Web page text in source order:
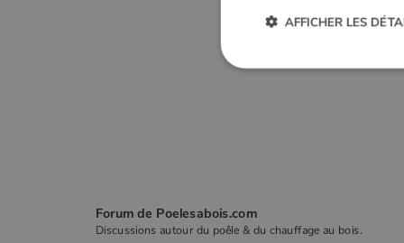
Forum de Poelesabois.com
Discussions autour du poêle & du chauffage au bois.
AFFICHER LES